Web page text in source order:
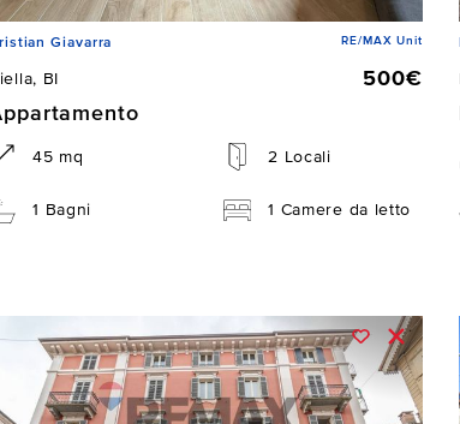
Giavarra RE/MAX Unit
BI
500€
45 mq 2 Locali
1 Bagni 1 Camere da letto